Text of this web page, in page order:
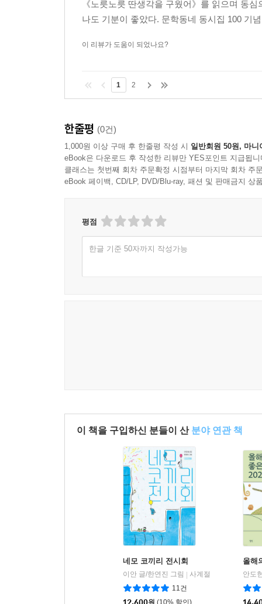
《노릇노릇 딴생각을 구웠어》를 읽으며 동
나도 기분이 좋았다. 문학동네 동시집 100 기
이 리뷰가 도움이 되었나요?
1 2
한줄평 (0건)
1,000원 이상 구매 후 한줄평 작성 시 일반회원 50원, 마니
eBook은 다운로드 후 작성한 리뷰만 YES포인트 지급됩니
클래스는 첫번째 회차 주문확정 시점부터 마지막 회차 주
eBook 페이백, CD/LP, DVD/Blu-ray, 패션 및 판매금지 상
평점
한글 기준 50자까지 작성가능
이 책을 구입하신 분들이 산 분야 연관 책
네모 코끼리 전시회
이안 글/한연진 그림
사계절
11건
올해